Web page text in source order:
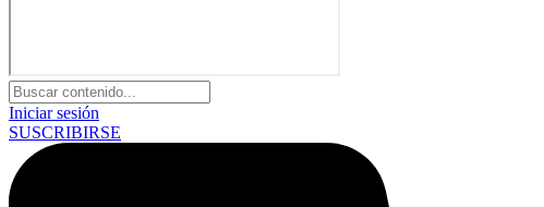
Iniciar sesión
SUSCRIBIRSE